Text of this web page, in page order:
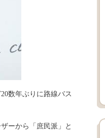
数年ぶりに路線バス
ーから「庶民派」と